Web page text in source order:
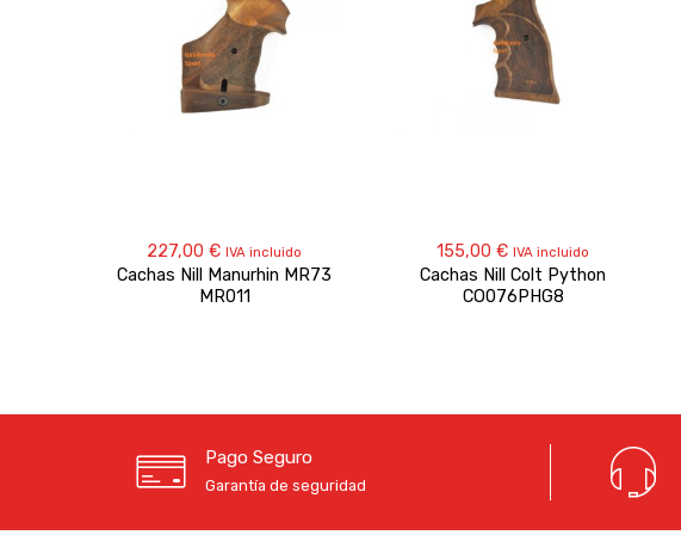
227,00 € IVA incluido
Cachas Nill Manurhin MR73
MR011
155,00 € IVA incluido
Cachas Nill Colt Python
CO076PHG8
Pago Seguro
Garantía de seguridad